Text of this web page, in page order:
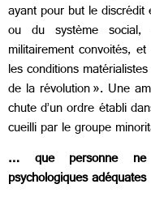
ayant pour but le
ou du système social,
militairement convoités,
les conditions
de la révolution ». Une
chute d’un ordre établi
cueilli par le groupe
… que personne ne
psychologiques adéquates